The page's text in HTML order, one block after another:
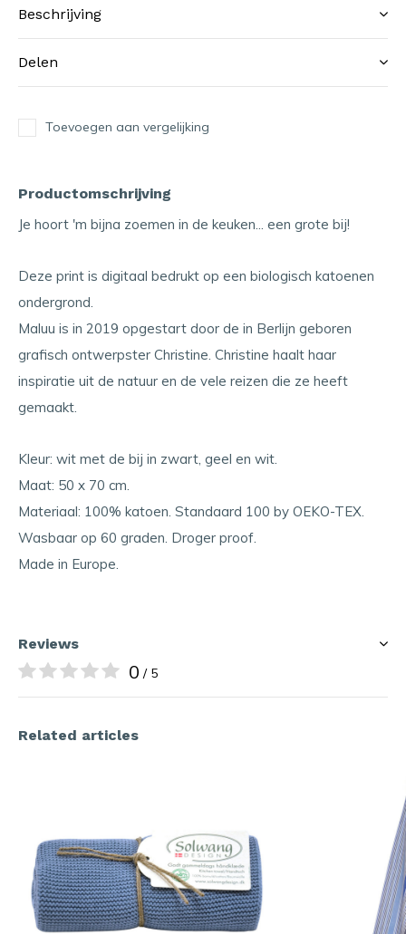
Beschrijving
Delen
Toevoegen aan vergelijking
Productomschrijving
Je hoort 'm bijna zoemen in de keuken... een grote bij!
Deze print is digitaal bedrukt op een biologisch katoenen
ondergrond.
Maluu is in 2019 opgestart door de in Berlijn geboren
grafisch ontwerpster Christine. Christine haalt haar
inspiratie uit de natuur en de vele reizen die ze heeft
gemaakt.
Kleur: wit met de bij in zwart, geel en wit.
Maat: 50 x 70 cm.
Materiaal: 100% katoen. Standaard 100 by OEKO-TEX.
Wasbaar op 60 graden. Droger proof.
Made in Europe.
Reviews
0 / 5
Related articles